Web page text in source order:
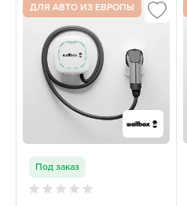
ДЛЯ АВТО ИЗ ЕВРОПЫ
Под заказ